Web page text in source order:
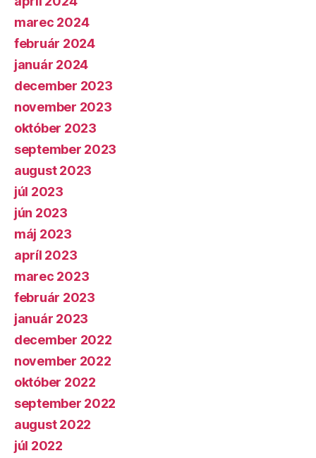
marec 2024
február 2024
január 2024
december 2023
november 2023
október 2023
september 2023
august 2023
júl 2023
jún 2023
máj 2023
apríl 2023
marec 2023
február 2023
január 2023
december 2022
november 2022
október 2022
september 2022
august 2022
júl 2022